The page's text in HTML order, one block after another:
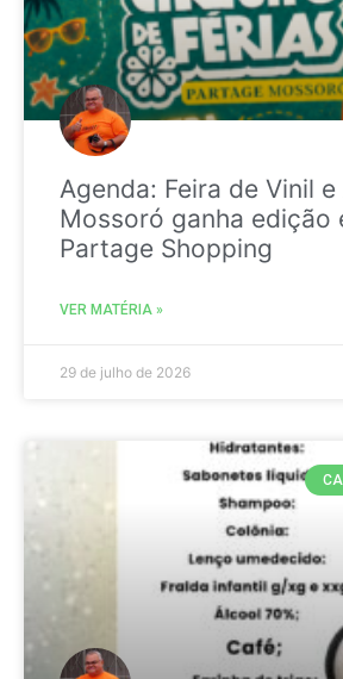
Agenda: Feira de Vinil
Mossoró ganha edição
Partage Shopping
VER MATÉRIA »
29 de julho de 2026